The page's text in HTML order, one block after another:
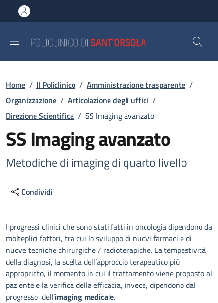
al contenuto principale
to footer content
Briciole di pane
Home / Il Policlinico / Amministrazione trasparente /
Organizzazione / Articolazione degli uffici /
Direzione Scientifica / SS Imaging avanzato
SS Imaging avanzato
Metodiche di imaging di quarto livello
Condividi
Descrizione
I progressi clinici che sono stati fatti in oncologia dipendono da
molteplici fattori, tra cui lo sviluppo di nuovi farmaci e di
nuove tecniche chirurgiche / radioterapiche. La tempestività
della diagnosi, la scelta dell’approccio terapeutico più
appropriato, il momento in cui il trattamento viene proposto al
paziente e la verifica della efficacia, invece, dipendono dal
progresso dell’imaging medicale.